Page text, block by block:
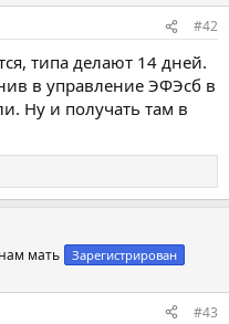
#42
типа делают 14 дней.
в управление ЭФЭсб в
Ну и получать там в
мать Зарегистрирован
#43